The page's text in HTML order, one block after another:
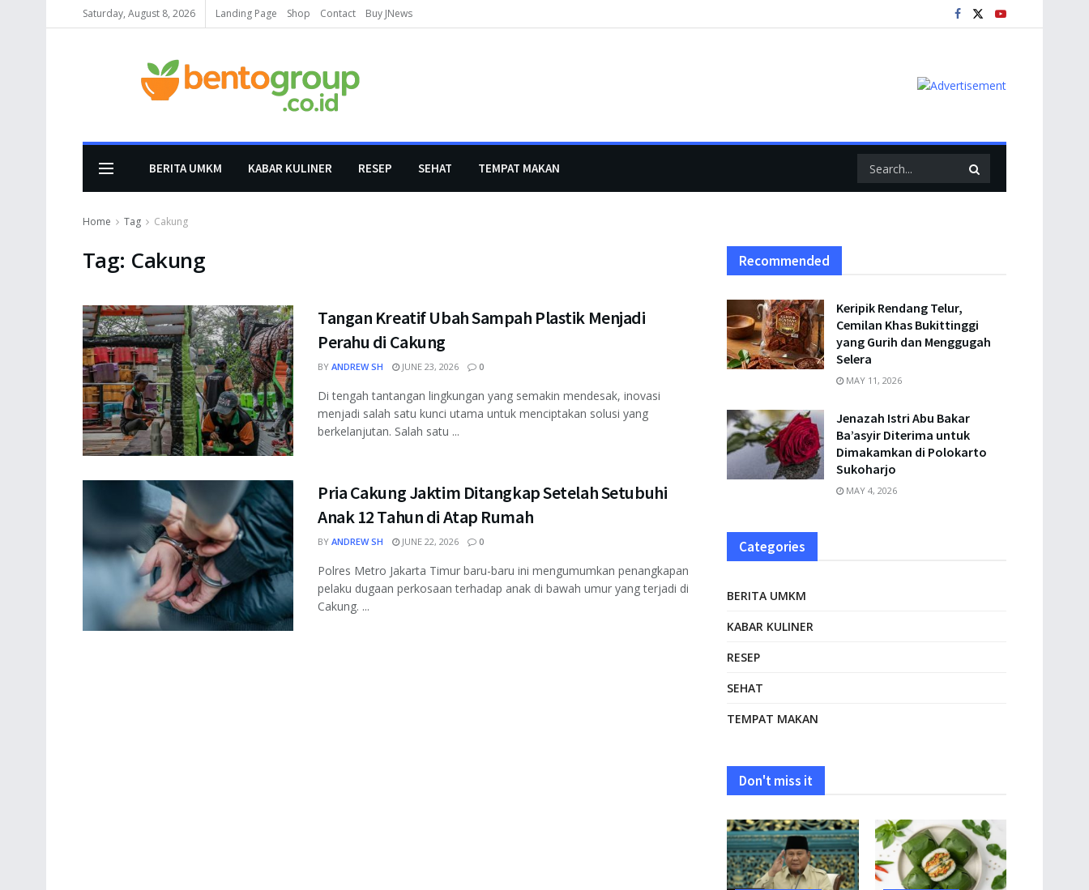
Saturday, August 8, 2026 Landing Page Shop Contact Buy JNews
BERITA UMKM KABAR KULINER RESEP SEHAT TEMPAT MAKAN
Home Tag Cakung
Tag: Cakung
Tangan Kreatif Ubah Sampah Plastik Menjadi
Perahu di Cakung
BY ANDREW SH JUNE 23, 2026 0
Di tengah tantangan lingkungan yang semakin mendesak, inovasi
menjadi salah satu kunci utama untuk menciptakan solusi yang
berkelanjutan. Salah satu ...
Pria Cakung Jaktim Ditangkap Setelah Setubuhi
Anak 12 Tahun di Atap Rumah
BY ANDREW SH JUNE 22, 2026 0
Polres Metro Jakarta Timur baru-baru ini mengumumkan penangkapan
pelaku dugaan perkosaan terhadap anak di bawah umur yang terjadi di
Cakung. ...
Recommended
Keripik Rendang Telur,
Cemilan Khas Bukittinggi
yang Gurih dan Menggugah
Selera
MAY 11, 2026
Jenazah Istri Abu Bakar
Ba’asyir Diterima untuk
Dimakamkan di Polokarto
Sukoharjo
MAY 4, 2026
Categories
BERITA UMKM
KABAR KULINER
RESEP
SEHAT
TEMPAT MAKAN
Don't miss it